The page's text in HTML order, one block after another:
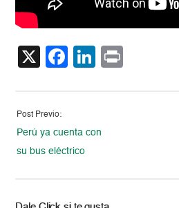
X Facebook
LinkedIn
Post Previo:
Perú ya cuenta con
su bus eléctrico